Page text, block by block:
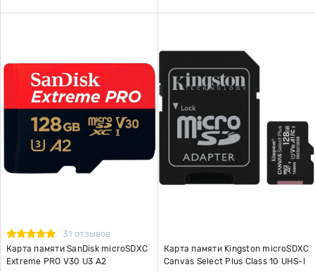
31 отзывов
Карта памяти SanDisk microSDXC
Extreme PRO V30 U3 A2
Карта памяти Kingston microSDXC
Canvas Select Plus Class 10 UHS-I